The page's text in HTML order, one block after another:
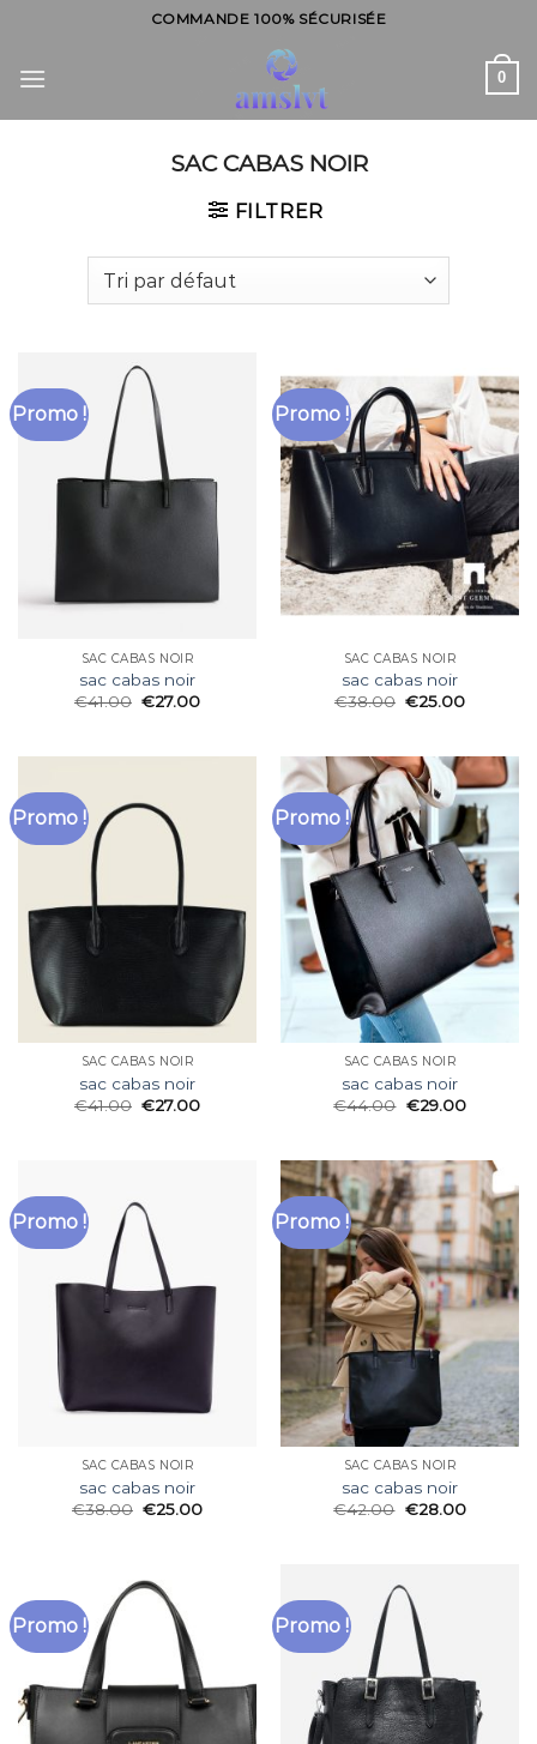
content
COMMANDE 100% SÉCURISÉE
0
SAC CABAS NOIR
FILTRER
Promo !
SAC CABAS NOIR
sac cabas noir
€41.00 €27.00
Promo !
SAC CABAS NOIR
sac cabas noir
€38.00 €25.00
Promo !
SAC CABAS NOIR
sac cabas noir
€41.00 €27.00
Promo !
SAC CABAS NOIR
sac cabas noir
€44.00 €29.00
Promo !
SAC CABAS NOIR
sac cabas noir
€38.00 €25.00
Promo !
SAC CABAS NOIR
sac cabas noir
€42.00 €28.00
Promo ! Promo !